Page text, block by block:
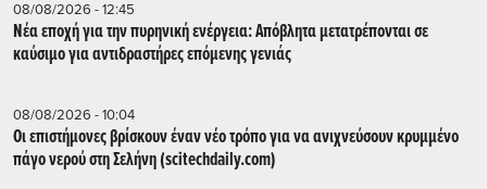
08/08/2026 - 12:45
Νέα εποχή για την πυρηνική ενέργεια: Απόβλητα μετατρέπονται σε
καύσιμο για αντιδραστήρες επόμενης γενιάς
08/08/2026 - 10:04
Οι επιστήμονες βρίσκουν έναν νέο τρόπο για να ανιχνεύσουν κρυμμένο
πάγο νερού στη Σελήνη (scitechdaily.com)